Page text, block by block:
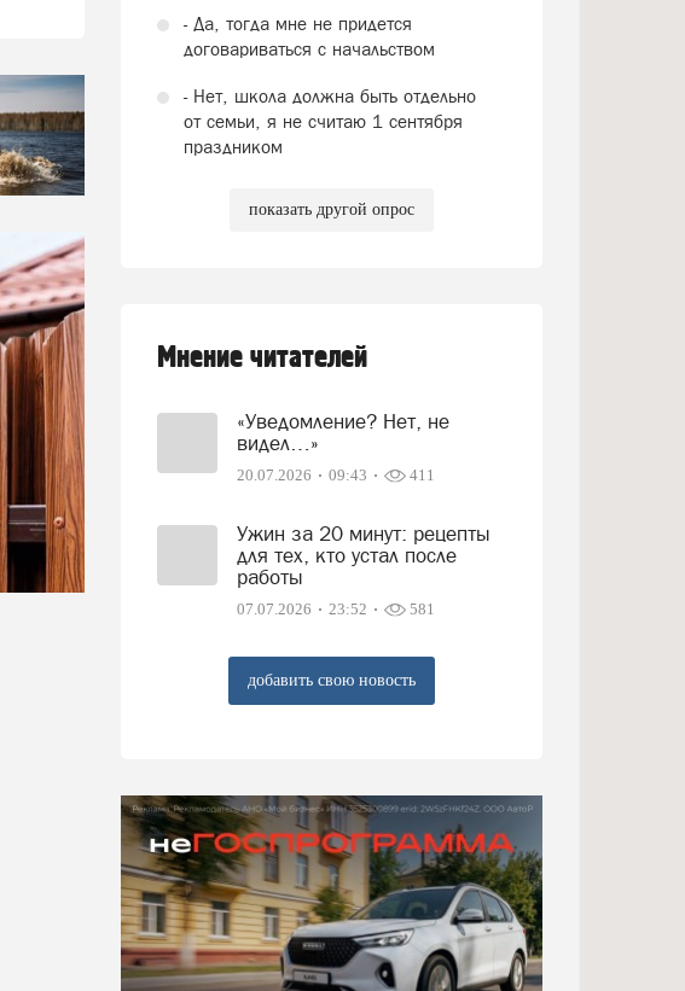
- Да, тогда мне не придется
договариваться с начальством
- Нет, школа должна быть отдельно
от семьи, я не считаю 1 сентября
праздником
показать другой опрос
Мнение читателей
«Уведомление? Нет, не
видел…»
20.07.2026 09:43 411
Ужин за 20 минут: рецепты
для тех, кто устал после
работы
07.07.2026 23:52 581
добавить свою новость